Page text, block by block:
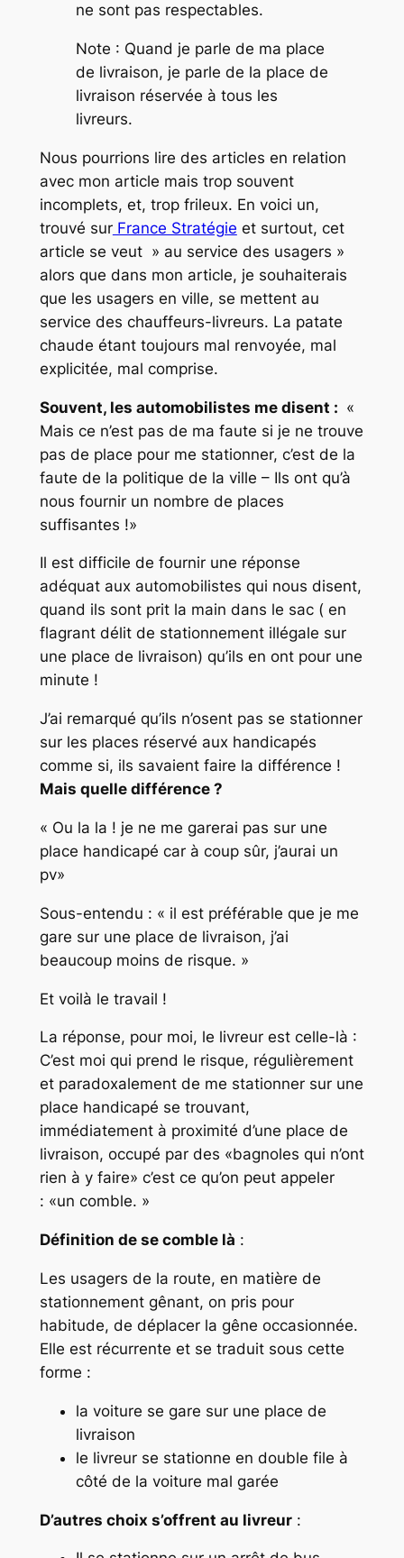
ne sont pas respectables.
Note : Quand je parle de ma place
de livraison, je parle de la place de
livraison réservée à tous les
livreurs.
Nous pourrions lire des articles en relation
avec mon article mais trop souvent
incomplets, et, trop frileux. En voici un,
trouvé surFrance Stratégie et surtout, cet
article se veut » au service des usagers »
alors que dans mon article, je souhaiterais
que les usagers en ville, se mettent au
service des chauffeurs-livreurs. La patate
chaude étant toujours mal renvoyée, mal
explicitée, mal comprise.
Souvent, les automobilistes me disent : «
Mais ce n’est pas de ma faute si je ne trouve
pas de place pour me stationner, c’est de la
faute de la politique de la ville – Ils ont qu’à
nous fournir un nombre de places
suffisantes !»
Il est difficile de fournir une réponse
adéquat aux automobilistes qui nous disent,
quand ils sont pritla main dans le sac ( en
flagrant délit de stationnement illégale sur
une place de livraison) qu’ils en ont pour une
minute !
J’ai remarqué qu’ils n’osent pas se stationner
sur les places réservé aux handicapés
comme si, ils savaient faire la différence !
Mais quelle différence ?
« Ou la la ! je ne me garerai pas sur une
place handicapé car à coup sûr, j’aurai un
pv»
Sous-entendu : « il est préférable que je me
gare sur une place de livraison, j’ai
beaucoup moins de risque. »
Et voilà le travail !
La réponse, pour moi, le livreur est celle-là :
C’est moi qui prend le risque, régulièrement
et paradoxalement de me stationner sur une
place handicapé se trouvant,
immédiatement à proximité d’une place de
livraison, occupé par des «bagnoles qui n’ont
rien à y faire» c’est ce qu’on peut appeler
: «un comble. »
Définition de se comble là :
Les usagers de la route, en matière de
stationnement gênant, on pris pour
habitude, de déplacer la gêne occasionnée.
Elle est récurrente et se traduit sous cette
forme :
la voiture se gare sur une place de
livraison
le livreur se stationne en double file à
côté de la voiture mal garée
D’autres choix s’offrent au livreur: